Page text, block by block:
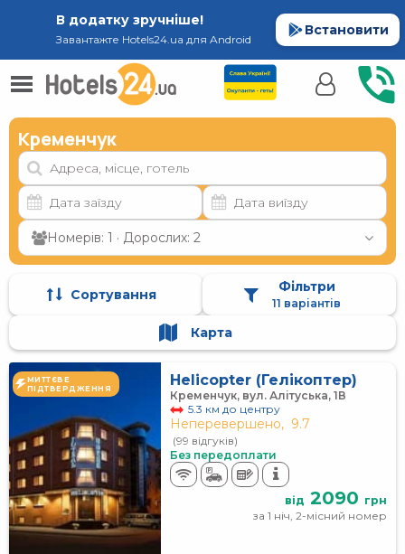
В додатку зручніше!
Завантажте Hotels24.ua для Android
Встановити
Кременчук
Номерів: 1 · Дорослих: 2
Сортування Фільтри
11 варіантів
Карта
МИТТЄВЕ
ПІДТВЕРДЖЕННЯ
Helicopter (Гелікоптер)
Кременчук, вул. Алітуська, 1В
5.3 км до центру
Неперевершено, 9.7
(99 відгуків)
Без передоплати
від 2090 грн
за 1 ніч, 2-місний номер